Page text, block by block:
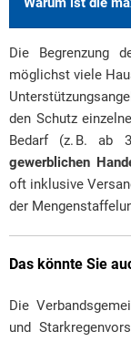
Die Begrenzung
möglichst viele
den Schutz
Bedarf (z. B. ab
gewerblichen
oft inklusive
der
Das könnte Sie
Die
und